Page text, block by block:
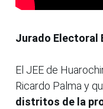
Jurado Electoral
El JEE de
Ricardo Palma y
distritos de la